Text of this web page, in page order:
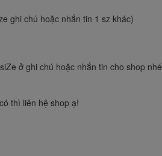
ghi chú hoặc nhắn tin 1 sz khác)
ở ghi chú hoặc nhắn tin cho shop nhé
thì liên hệ shop ạ!